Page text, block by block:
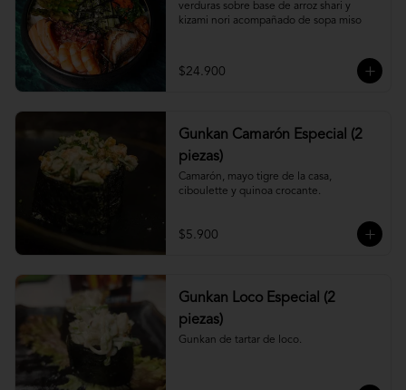
verduras sobre base de arroz shari y
kizami nori acompañado de sopa miso
$24.900
Gunkan Camarón Especial (2
piezas)
Camarón, mayo tigre de la casa,
ciboulette y quinoa crocante.
$5.900
Gunkan Loco Especial (2
piezas)
Gunkan de tartar de loco.